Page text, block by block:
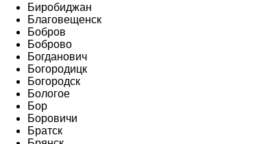
Биробиджан
Благовещенск
Бобров
Боброво
Богданович
Богородицк
Богородск
Бологое
Бор
Боровичи
Братск